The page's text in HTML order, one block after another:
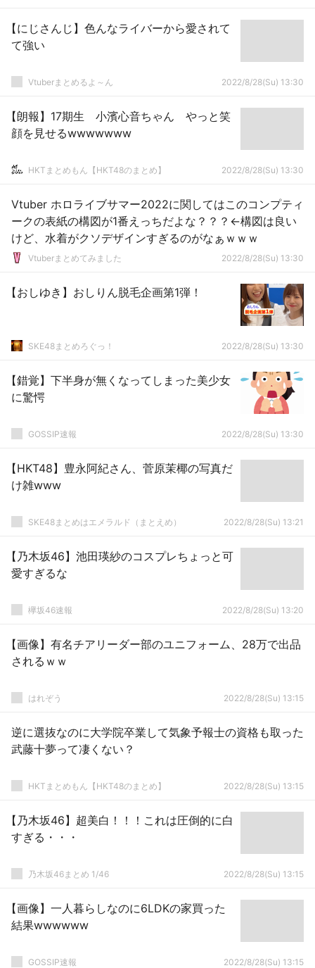
【にじさんじ】色んなライバーから愛されて
て強い
Vtuberまとめるよ～ん 2022/8/28(Su) 13:30
【朗報】17期生 小濱心音ちゃん やっと笑
顔を見せるwwwwwww
HKTまとめもん【HKT48のまとめ】 2022/8/28(Su) 13:30
Vtuber ホロライブサマー2022に関してはこのコンプティ
ークの表紙の構図が1番えっちだよな？？？←構図は良い
けど、水着がクソデザインすぎるのがなぁｗｗｗ
Vtuberまとめてみました 2022/8/28(Su) 13:30
【おしゆき】おしりん脱毛企画第1弾！
SKE48まとめろぐっ！ 2022/8/28(Su) 13:30
【錯覚】下半身が無くなってしまった美少女
に驚愕
GOSSIP速報 2022/8/28(Su) 13:30
【HKT48】豊永阿紀さん、菅原茉椰の写真だ
け雑www
SKE48まとめはエメラルド（まとえめ） 2022/8/28(Su) 13:21
【乃木坂46】池田瑛紗のコスプレちょっと可
愛すぎるな
欅坂46速報 2022/8/28(Su) 13:20
【画像】有名チアリーダー部のユニフォーム、28万で出品
されるｗｗ
はれぞう 2022/8/28(Su) 13:15
逆に選抜なのに大学院卒業して気象予報士の資格も取った
武藤十夢って凄くない？
HKTまとめもん【HKT48のまとめ】 2022/8/28(Su) 13:15
【乃木坂46】超美白！！！これは圧倒的に白
すぎる・・・
乃木坂46まとめ 1/46 2022/8/28(Su) 13:15
【画像】一人暮らしなのに6LDKの家買った
結果wwwwww
GOSSIP速報 2022/8/28(Su) 13:15